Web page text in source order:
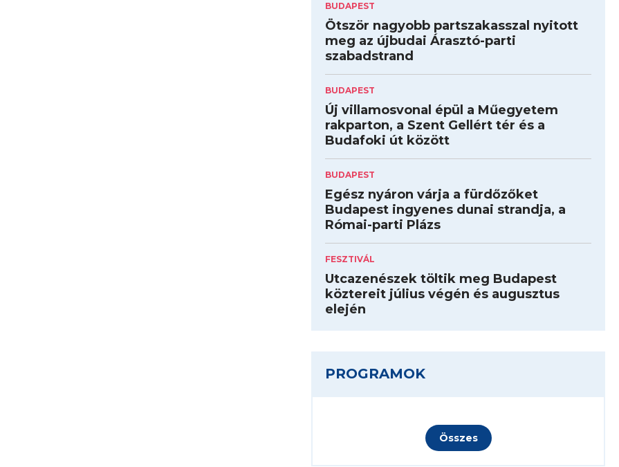
BUDAPEST
Ötször nagyobb partszakasszal nyitott
meg az újbudai Árasztó-parti
szabadstrand
BUDAPEST
Új villamosvonal épül a Műegyetem
rakparton, a Szent Gellért tér és a
Budafoki út között
BUDAPEST
Egész nyáron várja a fürdőzőket
Budapest ingyenes dunai strandja, a
Római-parti Plázs
FESZTIVÁL
Utcazenészek töltik meg Budapest
köztereit július végén és augusztus
elején
PROGRAMOK
Összes